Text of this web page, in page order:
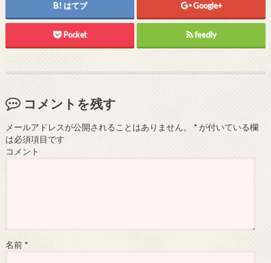
はてブ Google+
Pocket feedly
コメントを残す
メールアドレスが公開されることはありません。 *が付いている欄
は必須項目です
コメント
名前 *